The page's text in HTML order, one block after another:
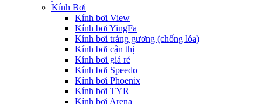
Kính Bơi
Kính bơi View
Kính bơi YingFa
Kính bơi tráng gương (chống lóa)
Kính bơi cận thị
Kính bơi giá rẻ
Kính bơi Speedo
Kính bơi Phoenix
Kính bơi TYR
Kính bơi Arena